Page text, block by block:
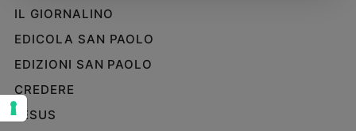
e
2026
Cinema,
IL GIORNALINO
EDICOLA SAN PAOLO
EDIZIONI SAN PAOLO
CREDERE
JESUS